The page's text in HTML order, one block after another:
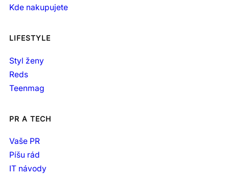
Kde nakupujete
LIFESTYLE
Styl ženy
Reds
Teenmag
PR A TECH
Vaše PR
Píšu rád
IT návody